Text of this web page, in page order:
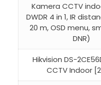
Kamera CCTV
DWDR 4 in 1, IR
20 m, OSD menu,
DNR)
Hikvision DS-
CCTV Indoor